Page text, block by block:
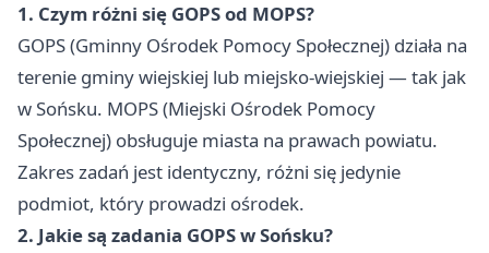
1. Czym różni się GOPS od MOPS?
GOPS (Gminny Ośrodek Pomocy Społecznej) działa na
terenie gminy wiejskiej lub miejsko-wiejskiej — tak jak
w Sońsku. MOPS (Miejski Ośrodek Pomocy
Społecznej) obsługuje miasta na prawach powiatu.
Zakres zadań jest identyczny, różni się jedynie
podmiot, który prowadzi ośrodek.
2. Jakie są zadania GOPS w Sońsku?